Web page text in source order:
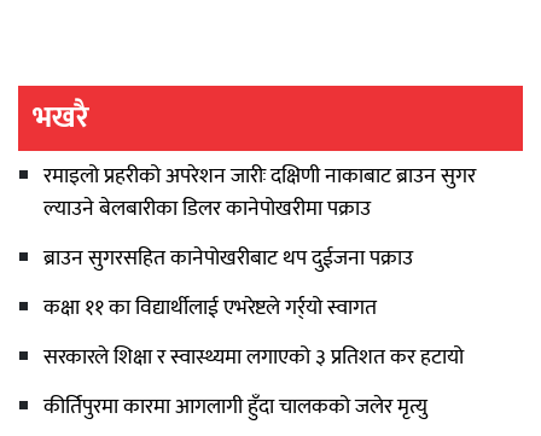
भखरै
रमाइलो प्रहरीको अपरेशन जारीः दक्षिणी नाकाबाट ब्राउन सुगर
ल्याउने बेलबारीका डिलर कानेपोखरीमा पक्राउ
ब्राउन सुगरसहित कानेपोखरीबाट थप दुईजना पक्राउ
कक्षा ११ का विद्यार्थीलाई एभरेष्टले गर्र्यो स्वागत
सरकारले शिक्षा र स्वास्थ्यमा लगाएको ३ प्रतिशत कर हटायो
कीर्तिपुरमा कारमा आगलागी हुँदा चालकको जलेर मृत्यु